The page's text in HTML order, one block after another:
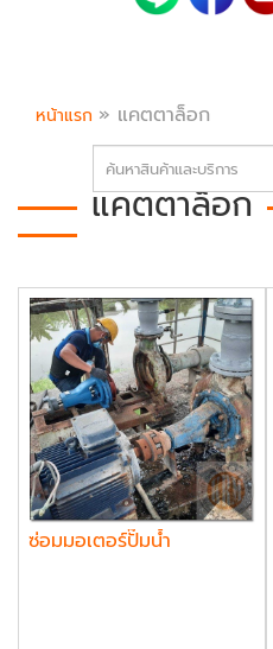
หน้าแรก » แคตตาล็อก
แคตตาล็อก
ซ่อมมอเตอร์ปั๊มน้ำ